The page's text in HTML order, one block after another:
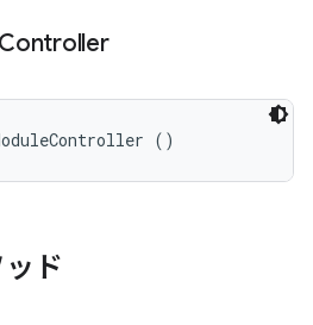
Controller
()
ド